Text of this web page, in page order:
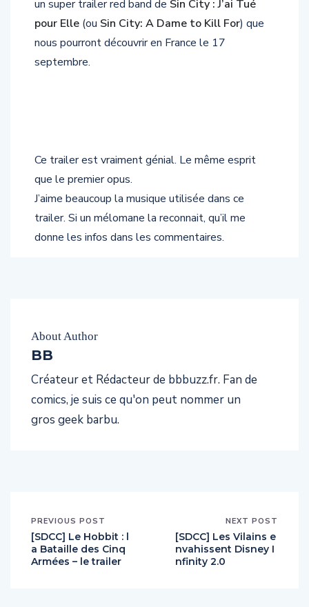
un super trailer red band de Sin City : J’ai Tué
pour Elle (ou Sin City: A Dame to Kill For) que
nous pourront découvrir en France le 17
septembre.
Ce trailer est vraiment génial. Le même esprit
que le premier opus.
J’aime beaucoup la musique utilisée dans ce
trailer. Si un mélomane la reconnait, qu’il me
donne les infos dans les commentaires.
About Author
BB
Créateur et Rédacteur de bbbuzz.fr. Fan de
comics, je suis ce qu'on peut nommer un
gros geek barbu.
PREVIOUS POST
[SDCC] Le Hobbit : l
a Bataille des Cinq
Armées – le trailer
NEXT POST
[SDCC] Les Vilains e
nvahissent Disney I
nfinity 2.0